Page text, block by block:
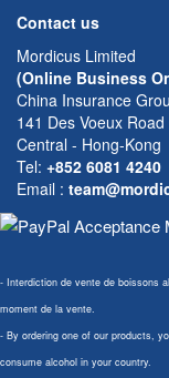
Contact us
Mordicus Limited
(Online Business
China Insurance
141 Des Voeux
Central - Hong-Kong
Tel: +852 6081 4240
Email :
- Interdiction de vente de boissons
moment de la vente.
- By ordering one of our products,
consume alcohol in your country.